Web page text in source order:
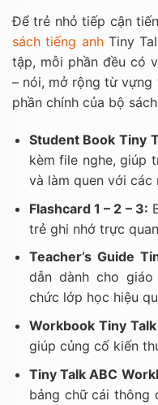
Để trẻ nhỏ tiếp cận
sách tiếng anhTiny
tập, mỗi phần đều có
– nói, mở rộng từ vựng
phần chính của bộ
Student Book Tiny
kèm file nghe, giúp
và làm quen với các
Flashcard 1 – 2 – 3:
trẻ ghi nhớ trực
Teacher’s Guide
dẫn dành cho
chức lớp học hiệu
Workbook Tiny
giúp củng cố kiến
Tiny Talk ABC
bảng chữ cái thông